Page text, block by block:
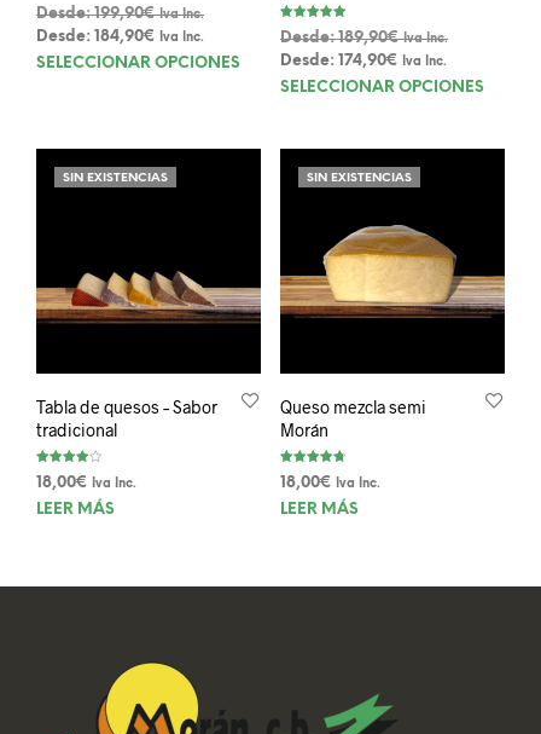
Desde:199,90€ Iva Inc.
Desde: 184,90€ Iva Inc.
SELECCIONAR OPCIONES
Este
producto
variantes.
elegir
en
producto
Valorado con
5.00
de 5
Desde:189,90€ Iva Inc.
Desde: 174,90€ Iva Inc.
SELECCIONAR OPCIONES
SIN EXISTENCIAS
Tabla de quesos – Sabor
tradicional
Valorado
con
de 5
18,00€ Iva Inc.
LEER MÁS
SIN EXISTENCIAS
Queso mezcla semi
Morán
Valorado
con
de 5
18,00€ Iva Inc.
LEER MÁS